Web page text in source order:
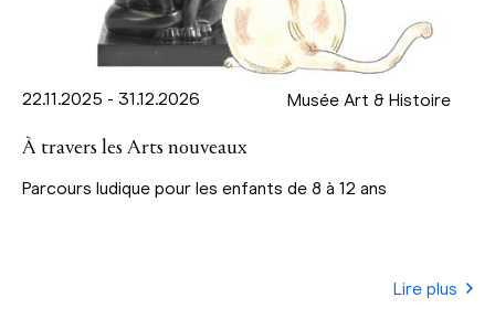
22.11.2025 - 31.12.2026 Musée Art & Histoire
À travers les Arts nouveaux
Parcours ludique pour les enfants de 8 à 12 ans
Lire plus